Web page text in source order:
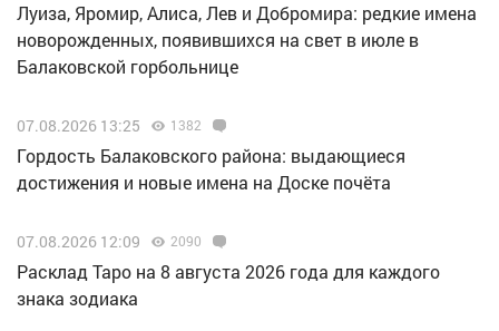
Луиза, Яромир, Алиса, Лев и Добромира: редкие имена
новорожденных, появившихся на свет в июле в
Балаковской горбольнице
07.08.2026 13:25 1382
Гордость Балаковского района: выдающиеся
достижения и новые имена на Доске почёта
07.08.2026 12:09 2090
Расклад Таро на 8 августа 2026 года для каждого
знака зодиака